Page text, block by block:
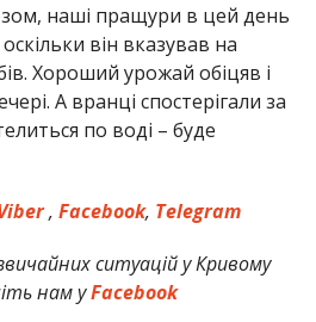
наші пращури в цей день
він вказував на
Хороший урожай обіцяв і
А вранці спостерігали за
по воді – буде
,Facebook, Telegram
ситуацій у Кривому
нам уFacebook